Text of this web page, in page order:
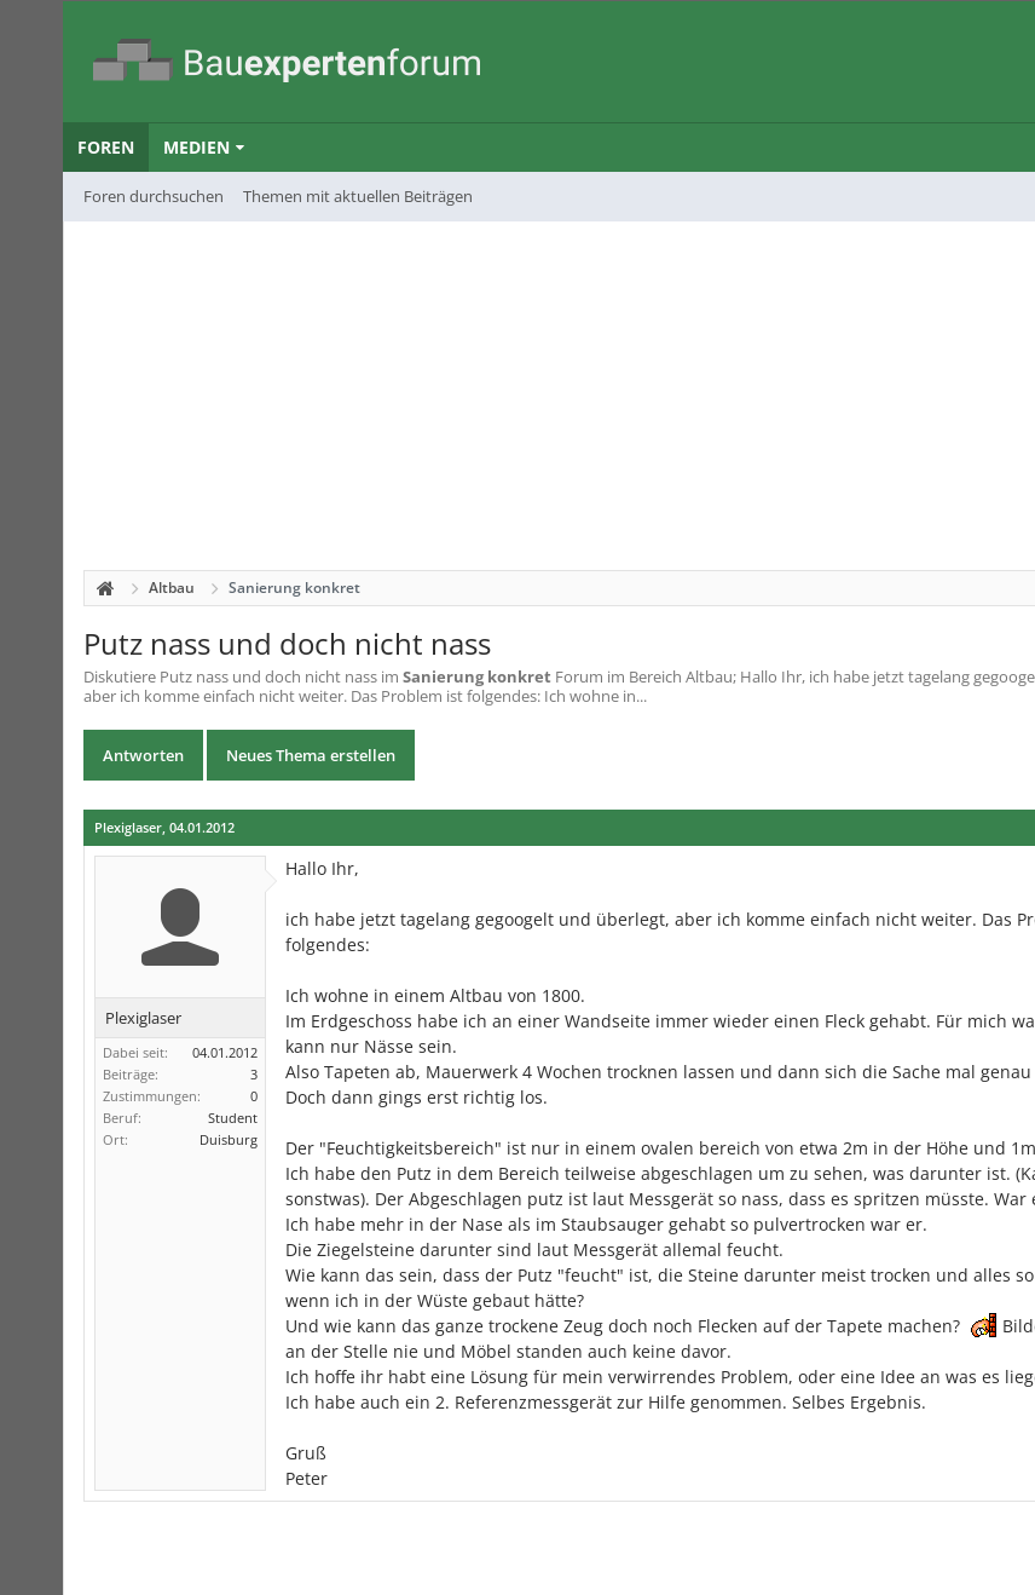
FOREN
Foren durchsuchen Themen mit aktuellen Beiträgen
MEDIEN
Altbau Sanierung konkret
Putz nass und doch nicht nass
Diskutiere Putz nass und doch nicht nass im Sanierung konkret Forum im Bereich Altbau; Hallo Ihr, ich habe jetzt tagelang
aber ich komme einfach nicht weiter. Das Problem ist folgendes: Ich wohne in...
Antworten Neues Thema erstellen
Plexiglaser, 04.01.2012
Plexiglaser
Dabei seit:
04.01.2012
Beiträge:
3
Zustimmungen:
0
Beruf:
Student
Ort:
Duisburg
Hallo Ihr,
ich habe jetzt tagelang gegoogelt und überlegt, aber ich komme einfach nicht weiter. Das
folgendes:
Ich wohne in einem Altbau von 1800.
Im Erdgeschoss habe ich an einer Wandseite immer wieder einen Fleck gehabt. Für mich
kann nur Nässe sein.
Also Tapeten ab, Mauerwerk 4 Wochen trocknen lassen und dann sich die Sache mal
Doch dann gings erst richtig los.
Der "Feuchtigkeitsbereich" ist nur in einem ovalen bereich von etwa 2m in der Höhe und
Ich habe den Putz in dem Bereich teilweise abgeschlagen um zu sehen, was darunter ist.
sonstwas). Der Abgeschlagen putz ist laut Messgerät so nass, dass es spritzen müsste.
Ich habe mehr in der Nase als im Staubsauger gehabt so pulvertrocken war er.
Die Ziegelsteine darunter sind laut Messgerät allemal feucht.
Wie kann das sein, dass der Putz "feucht" ist, die Steine darunter meist trocken und alles
wenn ich in der Wüste gebaut hätte?
Und wie kann das ganze trockene Zeug doch noch Flecken auf der Tapete machen?
an der Stelle nie und Möbel standen auch keine davor.
Ich hoffe ihr habt eine Lösung für mein verwirrendes Problem, oder eine Idee an was es
Ich habe auch ein 2. Referenzmessgerät zur Hilfe genommen. Selbes Ergebnis.
Gruß
Peter